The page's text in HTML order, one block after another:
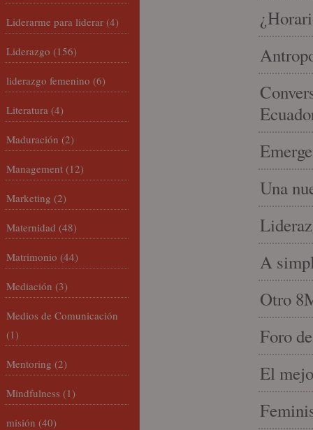
Una
A
Otro
Foro
El
Liderarme para liderar (4)
Liderazgo (156)
liderazgo femenino (6)
Literatura (4)
Maduración (2)
Management (12)
Marketing (2)
Maternidad (48)
Matrimonio (44)
Mediación (3)
Medios de Comunicación
(1)
Mentoring (2)
Mindfulness (1)
misión (40)